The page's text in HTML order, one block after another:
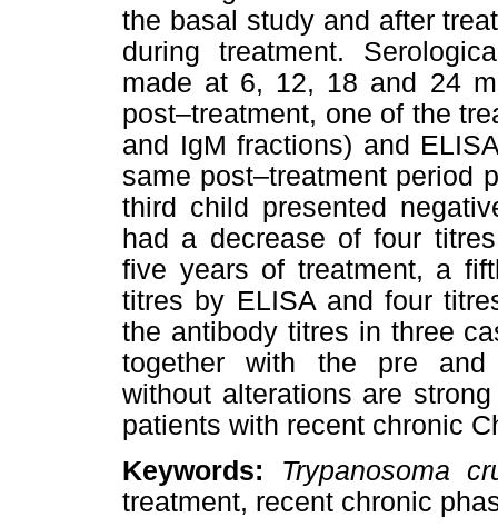
the basal study and after
during treatment.
made at 6, 12, 18 and 24
post–treatment, one of the
and IgM fractions) and
same post–treatment period
third child presented
had a decrease of four
five years of treatment, a
titres by ELISA and four
the antibody titres in three
together with the pre and
without alterations are
patients with recent chronic
Keywords:
Trypanosoma
treatment, recent chronic